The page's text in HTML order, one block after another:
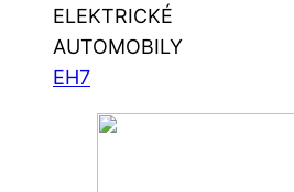
ELEKTRICKÉ
AUTOMOBILY
EH7